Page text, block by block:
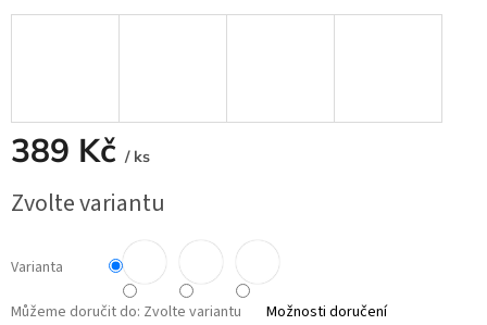
389 Kč / ks
cena:
Zvolte variantu
Varianta
Můžeme doručit do: Zvolte variantu Možnosti doručení